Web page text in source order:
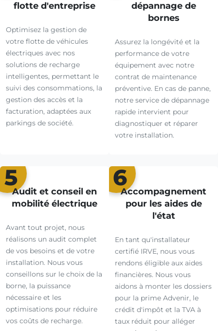
flotte d'entreprise
Optimisez la gestion de
votre flotte de véhicules
électriques avec nos
solutions de recharge
intelligentes, permettant le
suivi des consommations, la
gestion des accès et la
facturation, adaptées aux
parkings de société.
dépannage de
bornes
Assurez la longévité et la
performance de votre
équipement avec notre
contrat de maintenance
préventive. En cas de panne,
notre service de dépannage
rapide intervient pour
diagnostiquer et réparer
votre installation.
5
Audit et conseil en
mobilité électrique
Avant tout projet, nous
réalisons un audit complet
de vos besoins et de votre
installation. Nous vous
conseillons sur le choix de la
borne, la puissance
nécessaire et les
optimisations pour réduire
vos coûts de recharge.
6
Accompagnement
pour les aides de
l'état
En tant qu'installateur
certifié IRVE, nous vous
rendons éligible aux aides
financières. Nous vous
aidons à monter les dossiers
pour la prime Advenir, le
crédit d'impôt et la TVA à
taux réduit pour alléger